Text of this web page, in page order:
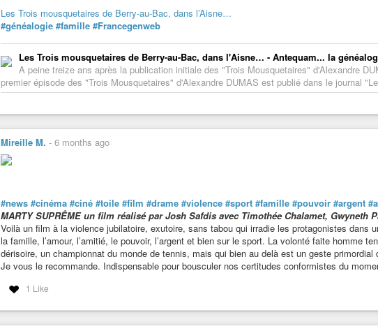
Les Trois mousquetaires de Berry-au-Bac, dans l’Aisne…
#généalogie #famille #Francegenweb
Les Trois mousquetaires de Berry-au-Bac, dans l'Aisne… - Antequam... la
A peine treize ans après la publication initiale des "Trois Mousquetaires" d'Alexandre
premier épisode des "Trois Mousquetaires" d'Alexandre DUMAS est publié dans le journal
Mireille M. - 6 months ago
#news #cinéma #ciné #toile #film #drame #violence #sport #famille #pouvoir #argent
MARTY SUPRÊME un film réalisé par Josh Safdis avec Timothée Chalamet, Gwyneth
Voilà un film à la violence jubilatoire, exutoire, sans tabou qui irradie les protagonistes dans
la famille, l’amour, l’amitié, le pouvoir, l’argent et bien sur le sport. La volonté faite homme
dérisoire, un championnat du monde de tennis, mais qui bien au delà est un geste primordial
Je vous le recommande. Indispensable pour bousculer nos certitudes conformistes du
1 Like